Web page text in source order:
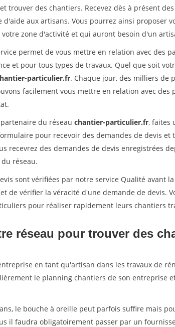
trouver des chantiers. Recevez dès à présent
aux artisans. Vous pourrez ainsi proposer
zone d'activité et qui auront besoin d'un
permet de vous mettre en relation avec des
et pour tous types de travaux. Quel que soit
particulier.fr. Chaque jour, des milliers de
facilement vous mettre en relation avec
du réseau chantier-particulier.fr, faites
pour recevoir des demandes de devis et
recevrez des demandes de devis enregistrées
réseau.
sont vérifiées par notre service Qualité avant
de vérifier la véracité d'une demande de devis.
pour réaliser rapidement leurs chantiers
réseau pour trouver des
en tant qu'artisan dans les travaux de
le planning chantiers de son entreprise
le bouche à oreille peut parfois suffire mais
il faudra obligatoirement passer par un